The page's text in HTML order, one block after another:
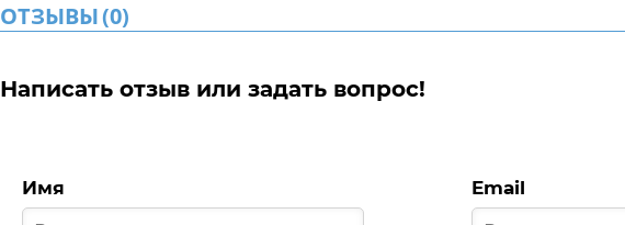
ОТЗЫВЫ(0)
Написать отзыв или задать вопрос!
Имя Email